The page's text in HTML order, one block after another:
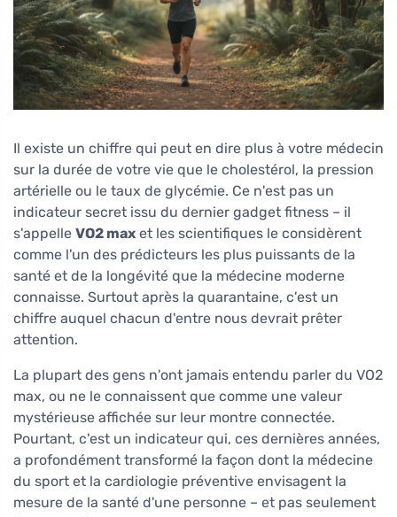
Il existe un chiffre qui peut en dire plus à votre médecin
sur la durée de votre vie que le cholestérol, la pression
artérielle ou le taux de glycémie. Ce n'est pas un
indicateur secret issu du dernier gadget fitness – il
s'appelle VO2 max et les scientifiques le considèrent
comme l'un des prédicteurs les plus puissants de la
santé et de la longévité que la médecine moderne
connaisse. Surtout après la quarantaine, c'est un
chiffre auquel chacun d'entre nous devrait prêter
attention.
La plupart des gens n'ont jamais entendu parler du VO2
max, ou ne le connaissent que comme une valeur
mystérieuse affichée sur leur montre connectée.
Pourtant, c'est un indicateur qui, ces dernières années,
a profondément transformé la façon dont la médecine
du sport et la cardiologie préventive envisagent la
mesure de la santé d'une personne – et pas seulement